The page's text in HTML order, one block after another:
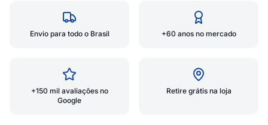
Envio para todo o Brasil +60 anos no mercado
+150 mil avaliações no
Google
Retire grátis na loja